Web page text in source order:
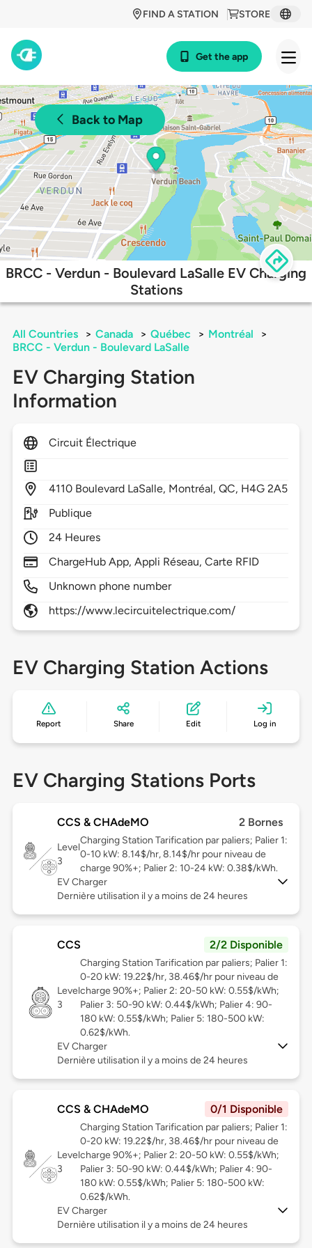
STORE
FIND A STATION
Get the app
Back to Map
BRCC - Verdun - Boulevard LaSalle EV Charging
Stations
All Countries > Canada > Québec > Montréal
>
BRCC - Verdun - Boulevard LaSalle
EV Charging Station
Information
Circuit Électrique
4110 Boulevard LaSalle, Montréal,QC, H4G 2A5
Publique
24 Heures
ChargeHub App, Appli Réseau, Carte RFID
Unknown phone number
https://www.lecircuitelectrique.com/
EV Charging Station Actions
Report Share Edit Log in
EV Charging Stations Ports
CCS & CHAdeMO 2 Bornes
Level
3
Charging Station Tarification par paliers; Palier 1:
0-10 kW: 8.14$/hr, 8.14$/hr pour niveau de
charge 90%+; Palier 2: 10-24 kW: 0.38$/kWh.
EV Charger
Dernière utilisation il y a moins de 24 heures
CCS 2/2 Disponible
Level
3
Charging Station Tarification par paliers; Palier 1:
0-20 kW: 19.22$/hr, 38.46$/hr pour niveau de
charge 90%+; Palier 2: 20-50 kW: 0.55$/kWh;
Palier 3: 50-90 kW: 0.44$/kWh; Palier 4: 90-
180 kW: 0.55$/kWh; Palier 5: 180-500 kW:
0.62$/kWh.
EV Charger
Dernière utilisation il y a moins de 24 heures
CCS & CHAdeMO 0/1 Disponible
Level
3
Charging Station Tarification par paliers; Palier 1:
0-20 kW: 19.22$/hr, 38.46$/hr pour niveau de
charge 90%+; Palier 2: 20-50 kW: 0.55$/kWh;
Palier 3: 50-90 kW: 0.44$/kWh; Palier 4: 90-
180 kW: 0.55$/kWh; Palier 5: 180-500 kW:
0.62$/kWh.
EV Charger
Dernière utilisation il y a moins de 24 heures